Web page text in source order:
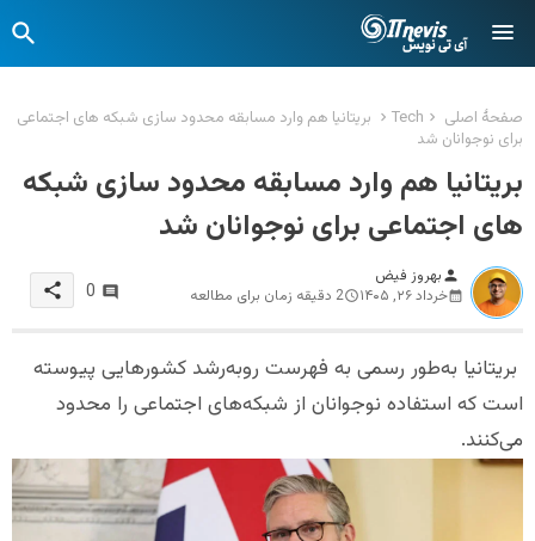
صفحهٔ اصلی Tech
بریتانیا هم وارد مسابقه محدود سازی شبکه های اجتماعی
برای نوجوانان شد
بریتانیا هم وارد مسابقه محدود سازی شبکه
های اجتماعی برای نوجوانان شد
person بهروز فیض
خرداد ۲۶, ۱۴۰۵
2 دقیقه زمان برای مطالعه 0
share
بریتانیا به‌طور رسمی به فهرست رو‌به‌رشد کشورهایی پیوسته
است که استفاده نوجوانان از شبکه‌های اجتماعی را محدود
می‌کنند.